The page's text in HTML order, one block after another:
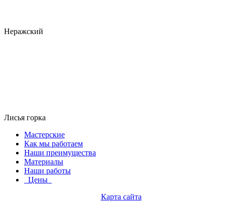
Неражский
Лисья горка
Мастерские
Как мы работаем
Наши преимущества
Материалы
Наши работы
Цены
Карта сайта